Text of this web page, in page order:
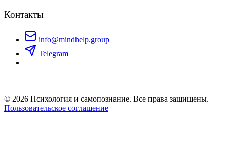
Контакты
info@mindhelp.group
Telegram
© 2026 Психология и самопознание. Все права защищены.
Пользовательское соглашение